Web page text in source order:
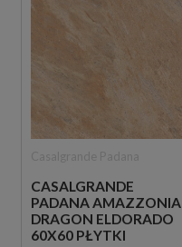
CASALGRANDE
PADANA AMAZZONIA
DRAGON ELDORADO
60X60 PŁYTKI